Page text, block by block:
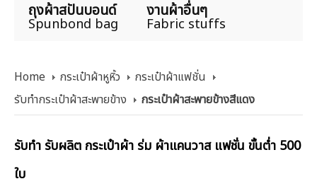
ถุงผ้าสปันบอนด์
Spunbond bag
งานผ้าอื่นๆ
Fabric stuffs
Home กระเป๋าผ้าหูหิ้ว
กระเป๋าผ้าแฟชั่น
รับทำกระเป๋าผ้าสะพายข้าง
กระเป๋าผ้าสะพายข้างสีแดง
รับทำ รับผลิต กระเป๋าผ้า ร่ม ผ้าแคนวาส แฟชั่น ขั้นต่ำ 500
ใบ